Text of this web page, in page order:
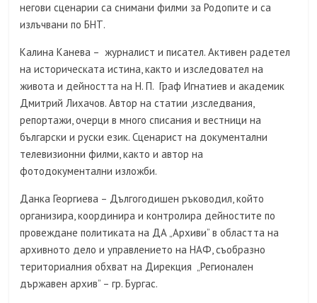
негови сценарии са снимани филми за Родопите и са
излъчвани по БНТ.
Калина Канева – журналист и писател. Активен радетел
на историческата истина, както и изследовател на
живота и дейността на Н. П. Граф Игнатиев и академик
Дмитрий Лихачов. Автор на статии ,изследвания,
репортажи, очерци в много списания и вестници на
български и руски език. Сценарист на документални
телевизионни филми, както и автор на
фотодокументални изложби.
Данка Георгиева – Дългогодишен ръководил, който
организира, координира и контролира дейностите по
провеждане политиката на ДА „Архиви” в областта на
архивното дело и управлението на НАФ, съобразно
териториалния обхват на Дирекция „Регионален
държавен архив” – гр. Бургас.